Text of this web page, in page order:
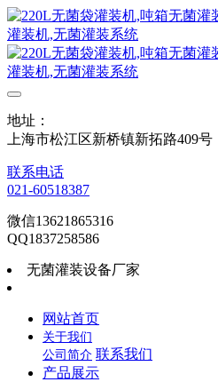
地址：
上海市松江区新桥镇新拓路409号
联系电话
021-60518387
微信13621865316
QQ1837258586
无菌灌装设备厂家
网站首页
关于我们
公司简介 联系我们
产品展示